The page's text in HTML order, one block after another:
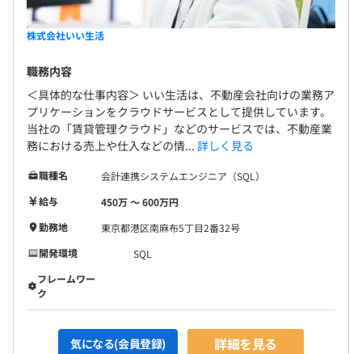
株式会社いい生活
職務内容
＜具体的な仕事内容＞ いい生活は、不動産会社向けの業務ア
プリケーションをクラウドサービスとして提供しています。
当社の「賃貸管理クラウド」などのサービスでは、不動産業
務における売上や仕入などの情... 詳しく見る
職種名
会計連携システムエンジニア（SQL）
給与
450万 〜 600万円
勤務地
東京都港区南麻布5丁目2番32号
開発環境
SQL
フレームワー
ク
気になる(会員登録) 詳細を見る